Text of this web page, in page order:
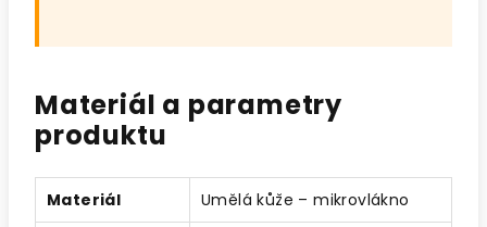
Materiál a parametry
produktu
Materiál Umělá kůže – mikrovlákno